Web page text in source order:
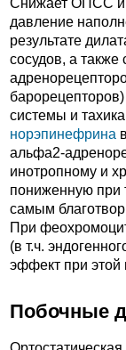
давление
результате
сосудов, а
системы и
норэпинефрина
альфа2-
инотропному и
пониженную при
самым
При
(в т.ч.
эффект при этой
Побочные